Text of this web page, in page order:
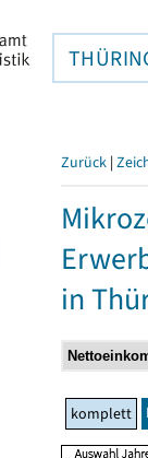
Zurück |
in
komplett